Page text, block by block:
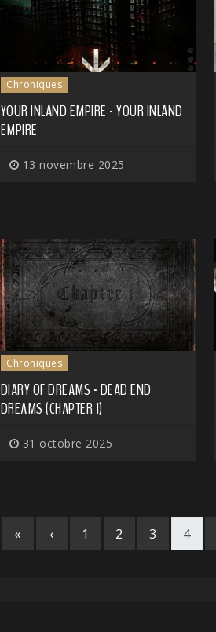
Chroniques
YOUR INLAND EMPIRE - YOUR INLAND
EMPIRE
13 novembre 2025
Chroniques
DIARY OF DREAMS - DEAD END
DREAMS (CHAPTER 1)
31 octobre 2025
« ‹ 1 2 3 4